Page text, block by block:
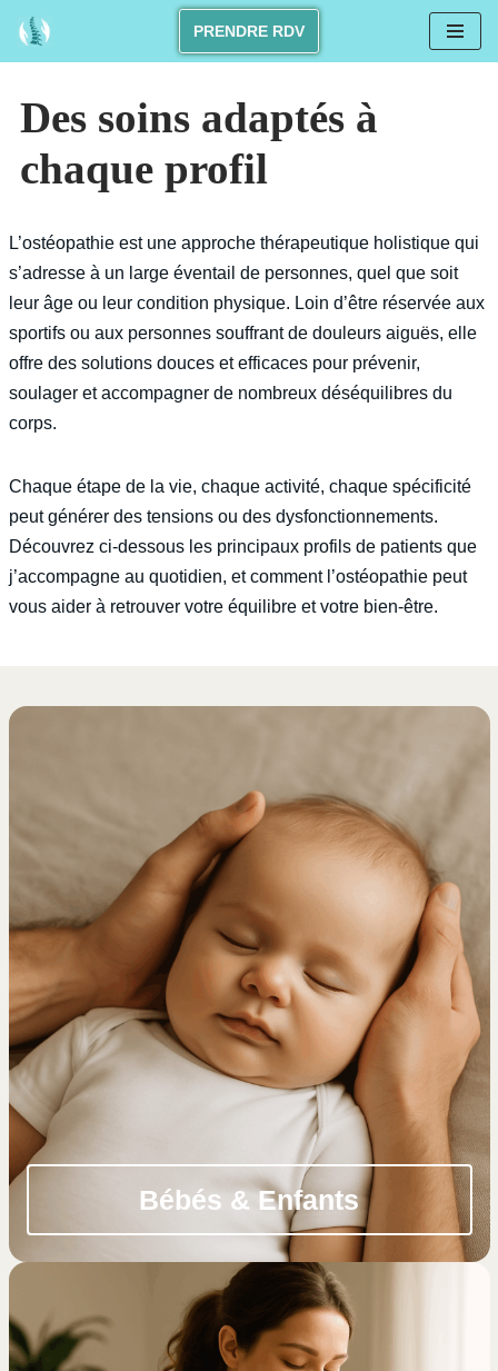
Skip
content
PRENDRE RDV
Des soins adaptés à
chaque profil
L’ostéopathie est une approche thérapeutique holistique qui
s’adresse à un large éventail de personnes, quel que soit
leur âge ou leur condition physique. Loin d’être réservée aux
sportifs ou aux personnes souffrant de douleurs aiguës, elle
offre des solutions douces et efficaces pour prévenir,
soulager et accompagner de nombreux déséquilibres du
corps.
Chaque étape de la vie, chaque activité, chaque spécificité
peut générer des tensions ou des dysfonctionnements.
Découvrez ci-dessous les principaux profils de patients que
j’accompagne au quotidien, et comment l’ostéopathie peut
vous aider à retrouver votre équilibre et votre bien-être.
Bébés & Enfants